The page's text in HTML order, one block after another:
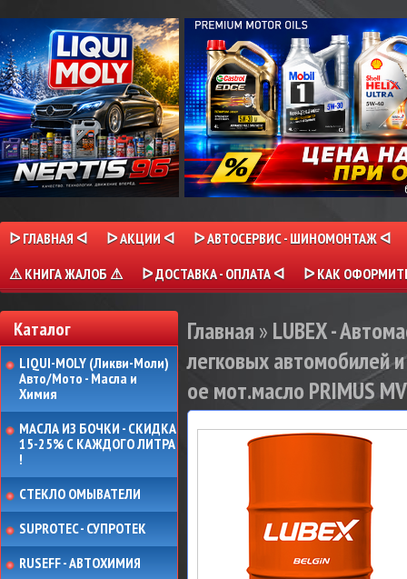
ᐅ ГЛАВНАЯ ᐊ ᐅ АКЦИИ ᐊ
ᐅ АВТОСЕРВИС - ШИНОМОНТАЖ ᐊ
⚠ КНИГА ЖАЛОБ ⚠
ᐅ ДОСТАВКА - ОПЛАТА ᐊ ᐅ КАК
Каталог
LIQUI-MOLY (Ликви-Моли)
Авто/Мото - Масла и
Химия
МАСЛА ИЗ БОЧКИ - СКИДКА
15-25% С КАЖДОГО ЛИТРА
!
СТЕКЛО ОМЫВАТЕЛИ
SUPROTEC - СУПРОТЕК
RUSEFF - АВТОХИМИЯ
Главная » LUBEX -
легковых автомобилей и
ое мот.масло PRIMUS